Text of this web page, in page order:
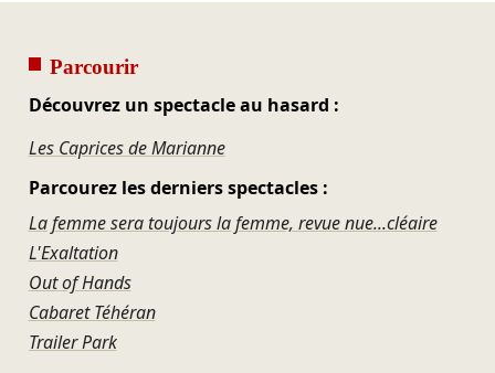
Parcourir
Découvrez un spectacle au hasard :
Les Caprices de Marianne
Parcourez les derniers spectacles :
La femme sera toujours la femme, revue nue...cléaire
L'Exaltation
Out of Hands
Cabaret Téhéran
Trailer Park